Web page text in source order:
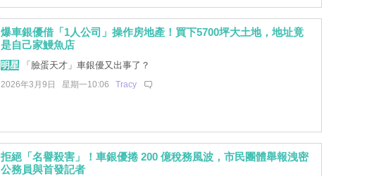
爆車銀優借「1人公司」操作房地產！買下5700坪大土地，地址竟
是自己家鰻魚店
明星「臉蛋天才」車銀優又出事了？
2026年3月9日 星期一10:06 Tracy
拒絕「名譽殺害」！車銀優捲 200 億稅務風波，市民團體舉報洩密
公務員與首發記者